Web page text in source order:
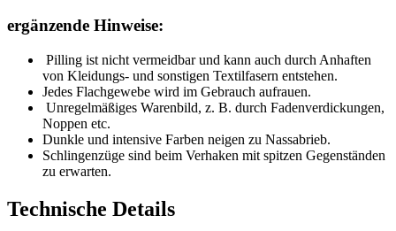
ergänzende Hinweise:
Pilling ist nicht vermeidbar und kann auch durch Anhaften
von Kleidungs- und sonstigen Textilfasern entstehen.
Jedes Flachgewebe wird im Gebrauch aufrauen.
Unregelmäßiges Warenbild, z. B. durch Fadenverdickungen,
Noppen etc.
Dunkle und intensive Farben neigen zu Nassabrieb.
Schlingenzüge sind beim Verhaken mit spitzen Gegenständen
zu erwarten.
Technische Details